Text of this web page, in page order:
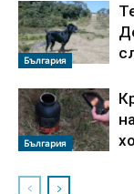
България
България